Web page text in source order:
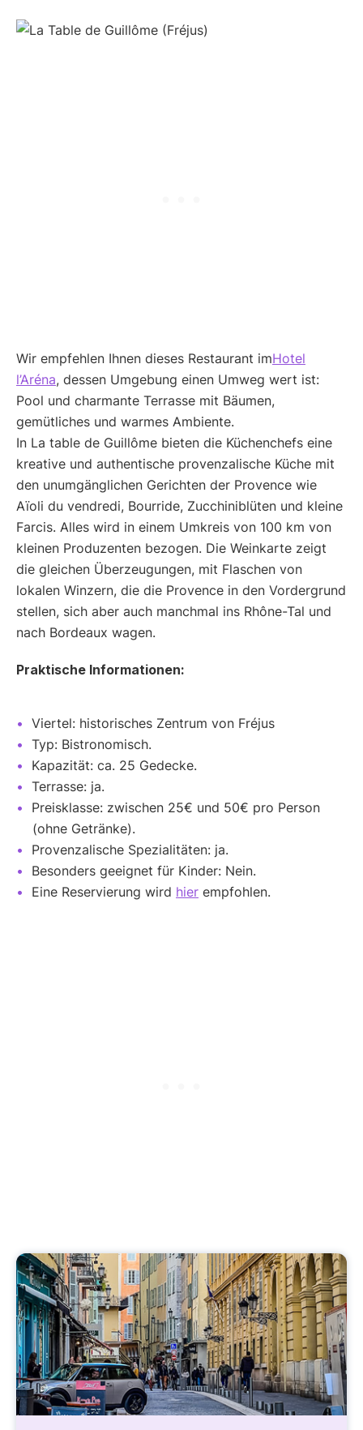
Wir empfehlen Ihnen dieses Restaurant imHotel
l’Aréna, dessen Umgebung einen Umweg wert ist:
Pool und charmante Terrasse mit Bäumen,
gemütliches und warmes Ambiente.
In La table de Guillôme bieten die Küchenchefs eine
kreative und authentische provenzalische Küche mit
den unumgänglichen Gerichten der Provence wie
Aïoli du vendredi, Bourride, Zucchiniblüten und kleine
Farcis. Alles wird in einem Umkreis von 100 km von
kleinen Produzenten bezogen. Die Weinkarte zeigt
die gleichen Überzeugungen, mit Flaschen von
lokalen Winzern, die die Provence in den Vordergrund
stellen, sich aber auch manchmal ins Rhône-Tal und
nach Bordeaux wagen.
Praktische Informationen:
Viertel: historisches Zentrum von Fréjus
Typ: Bistronomisch.
Kapazität: ca. 25 Gedecke.
Terrasse: ja.
Preisklasse: zwischen 25€ und 50€ pro Person
(ohne Getränke).
Provenzalische Spezialitäten: ja.
Besonders geeignet für Kinder: Nein.
Eine Reservierung wird hier empfohlen.